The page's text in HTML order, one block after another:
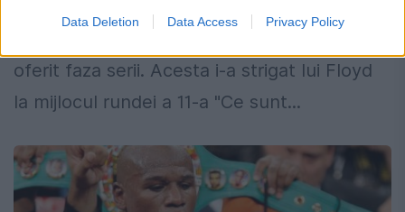
Data Deletion Data Access Privacy Policy
oferit faza serii. Acesta i-a strigat lui Floyd
la mijlocul rundei a 11-a "Ce sunt...